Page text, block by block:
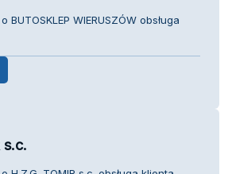
WIERUSZÓW obsługa
s.c.